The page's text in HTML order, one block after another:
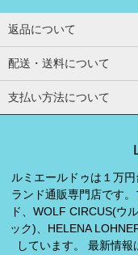
返品について
配送・送料について
支払い方法について
ルミエールドゥは１万
ランド通販専門店です
ド、WOLF CIRCUS(ウ
ック)、HELENA
しています。 最新情報